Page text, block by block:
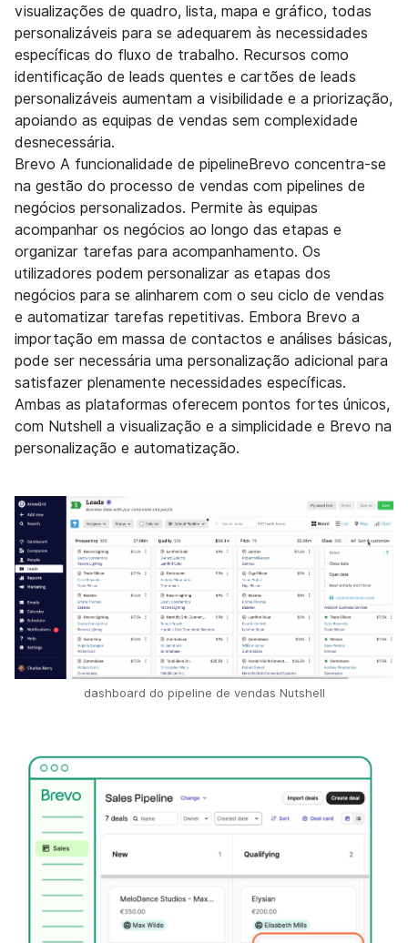
visualizações de quadro, lista, mapa e gráfico, todas
personalizáveis para se adequarem às necessidades
específicas do fluxo de trabalho. Recursos como
identificação de leads quentes e cartões de leads
personalizáveis aumentam a visibilidade e a priorização,
apoiando as equipas de vendas sem complexidade
desnecessária.
Brevo A funcionalidade de pipelineBrevo concentra-se
na gestão do processo de vendas com pipelines de
negócios personalizados. Permite às equipas
acompanhar os negócios ao longo das etapas e
organizar tarefas para acompanhamento. Os
utilizadores podem personalizar as etapas dos
negócios para se alinharem com o seu ciclo de vendas
e automatizar tarefas repetitivas. Embora Brevo a
importação em massa de contactos e análises básicas,
pode ser necessária uma personalização adicional para
satisfazer plenamente necessidades específicas.
Ambas as plataformas oferecem pontos fortes únicos,
com Nutshell a visualização e a simplicidade e Brevo na
personalização e automatização.
dashboard do pipeline de vendas Nutshell